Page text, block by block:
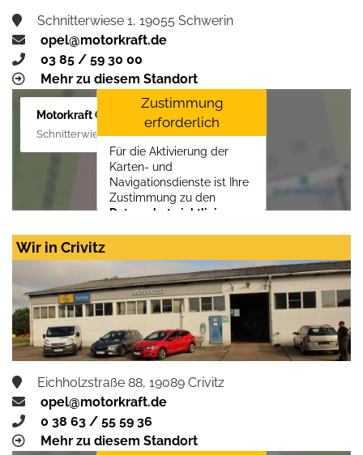
Schnitterwiese 1, 19055 Schwerin
opel@motorkraft.de
03 85 / 59 30 00
Mehr zu diesem Standort
Motorkraft GmbH
Schnitterwiese 1, 19055 Schwerin
Zustimmung
erforderlich
Für die Aktivierung der
Karten- und
Navigationsdienste ist Ihre
Zustimmung zu den
Datenschutzrichtlinien
Zustimmen und
aktivieren
Wir in Crivitz
Eichholzstraße 88, 19089 Crivitz
opel@motorkraft.de
0 38 63 / 55 59 36
Mehr zu diesem Standort